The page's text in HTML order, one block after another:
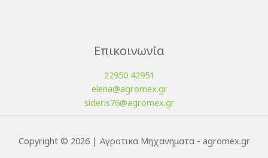
Επικοινωνία
22950 42951
elena@agromex.gr
sideris76@agromex.gr
Copyright © 2026 | Αγροτικα Μηχανηματα - agromex.gr